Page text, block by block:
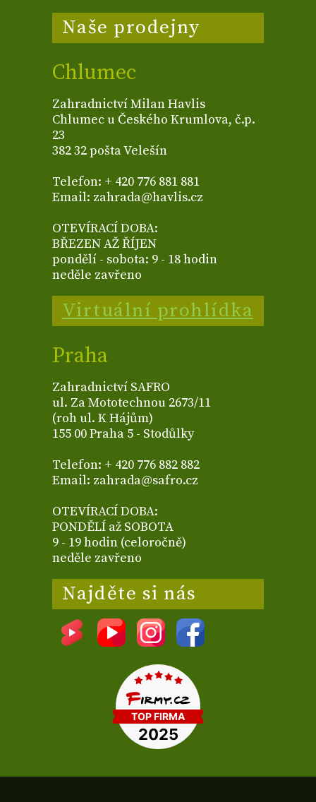
Naše prodejny
Chlumec
Zahradnictví Milan Havlis
Chlumec u Českého Krumlova, č.p.
23
382 32 pošta Velešín
Telefon: + 420 776 881 881
Email: zahrada@havlis.cz
OTEVÍRACÍ DOBA:
BŘEZEN AŽ ŘÍJEN
pondělí - sobota: 9 - 18 hodin
neděle zavřeno
Virtuální prohlídka
Praha
Zahradnictví SAFRO
ul. Za Mototechnou 2673/11
(roh ul. K Hájům)
155 00 Praha 5 - Stodůlky
Telefon: + 420 776 882 882
Email: zahrada@safro.cz
OTEVÍRACÍ DOBA:
PONDĚLÍ až SOBOTA
9 - 19 hodin (celoročně)
neděle zavřeno
Najděte si nás